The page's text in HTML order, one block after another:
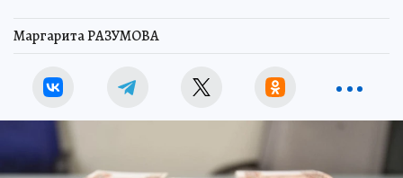
Маргарита РАЗУМОВА